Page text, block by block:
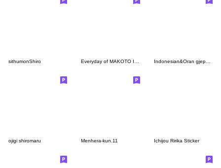
sithumonShiro Indonesian&Oran gjepang
ojigi shiromaru Menhera-kun.11 Ichijou Ririka Sticker